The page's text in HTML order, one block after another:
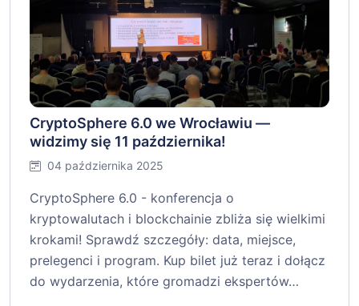
CryptoSphere 6.0 we Wrocławiu —
widzimy się 11 października!
04 października 2025
CryptoSphere 6.0 - konferencja o
kryptowalutach i blockchainie zbliża się wielkimi
krokami! Sprawdź szczegóły: data, miejsce,
prelegenci i program. Kup bilet już teraz i dołącz
do wydarzenia, które gromadzi ekspertów…